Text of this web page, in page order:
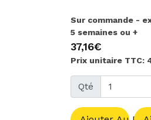
Sur commande -
5 semaines ou +
37,16€
Prix unitaire TTC:
Qté